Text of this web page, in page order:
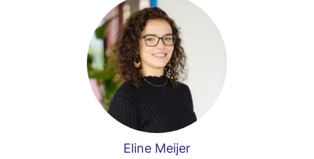
Eline Meijer